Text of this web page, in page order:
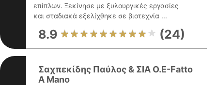
επίπλων. Ξεκίνησε με ξυλουργικές εργασίες
και σταδιακά εξελίχθηκε σε βιοτεχνία ...
8.9 (24)
Σαχπεκίδης Παύλος & ΣΙΑ Ο.Ε-Fatto
A Mano